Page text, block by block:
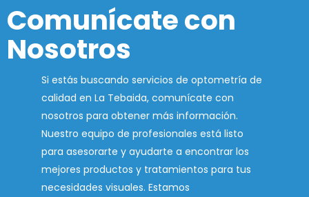
Comunícate con
Nosotros
Si estás buscando servicios de optometría de
calidad en La Tebaida, comunícate con
nosotros para obtener más información.
Nuestro equipo de profesionales está listo
para asesorarte y ayudarte a encontrar los
mejores productos y tratamientos para tus
necesidades visuales. Estamos